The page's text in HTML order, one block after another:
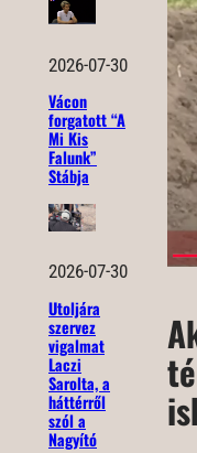
2026-07-30
Vácon
forgatott “A
Mi Kis
Falunk”
Stábja
2026-07-30
Utoljára
szervez
vigalmat
Laczi
Sarolta, a
háttérről
szól a
Nagyító